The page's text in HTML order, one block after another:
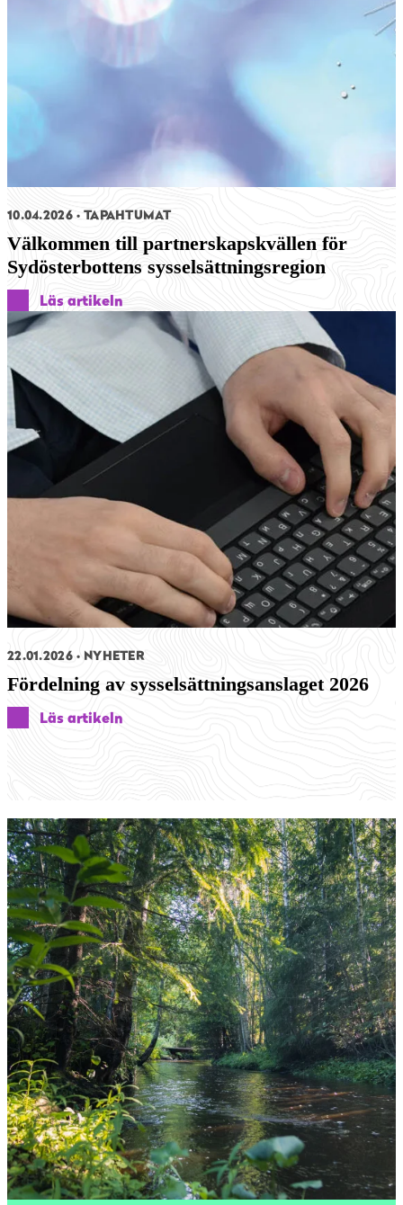
10.04.2026 TAPAHTUMAT
Välkommen till partnerskapskvällen för
Sydösterbottens sysselsättningsregion
Läs artikeln
22.01.2026 NYHETER
Fördelning av sysselsättningsanslaget 2026
Läs artikeln